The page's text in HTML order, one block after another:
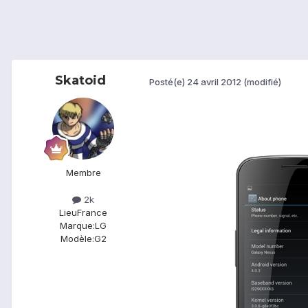
Skatoid
Membre
2k
LieuFrance
Marque:LG
Modèle:G2
Posté(e) 24 avril 2012 (modifié)